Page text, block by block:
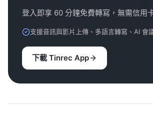
登入即享 60 分鐘免費轉寫，無需信用
支援音訊與影片上傳、多語言轉寫、AI 會
下載 Tinrec App